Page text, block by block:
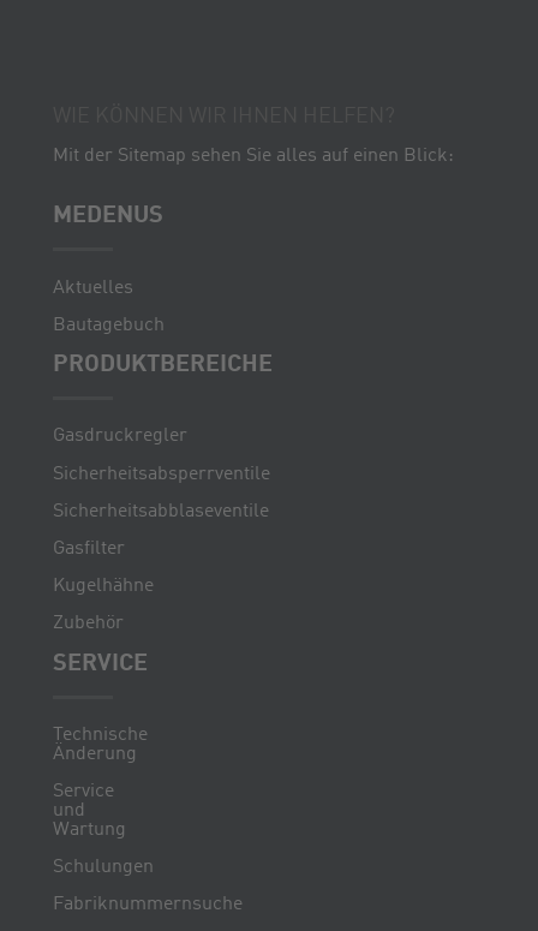
Mit der Sitemap sehen Sie alles auf einen Blick:
MEDENUS
Aktuelles
Bautagebuch
PRODUKTBEREICHE
Gasdruckregler
Sicherheitsabsperrventile
Sicherheitsabblaseventile
Gasfilter
Kugelhähne
Zubehör
SERVICE
Technische
Änderung
Service
und
Wartung
Schulungen
Fabriknummernsuche